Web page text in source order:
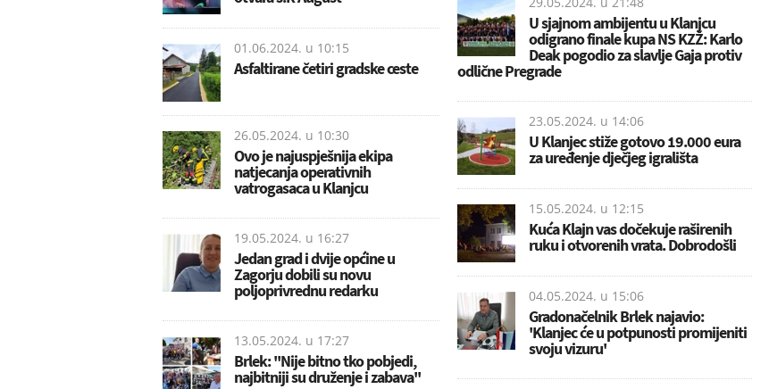
01.06.2024. u 10:15
Asfaltirane četiri gradske ceste
26.05.2024. u 10:30
Ovo je najuspješnija ekipa
natjecanja operativnih
vatrogasaca u Klanjcu
19.05.2024. u 16:27
Jedan grad i dvije općine u
Zagorju dobili su novu
poljoprivrednu redarku
13.05.2024. u 17:27
Brlek: ''Nije bitno tko pobjedi,
najbitniji su druženje i zabava''
U sjajnom ambijentu u Klanjcu
odigrano finale kupa NS KZŽ: Karlo
Deak pogodio za slavlje Gaja protiv
odlične Pregrade
23.05.2024. u 14:06
U Klanjec stiže gotovo 19.000 eura
za uređenje dječjeg igrališta
15.05.2024. u 12:15
Kuća Klajn vas dočekuje raširenih
ruku i otvorenih vrata. Dobrodošli
04.05.2024. u 15:06
Gradonačelnik Brlek najavio:
'Klanjec će u potpunosti promijeniti
svoju vizuru'